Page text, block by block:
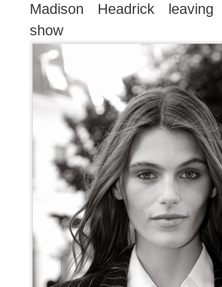
Madison Headrick
show